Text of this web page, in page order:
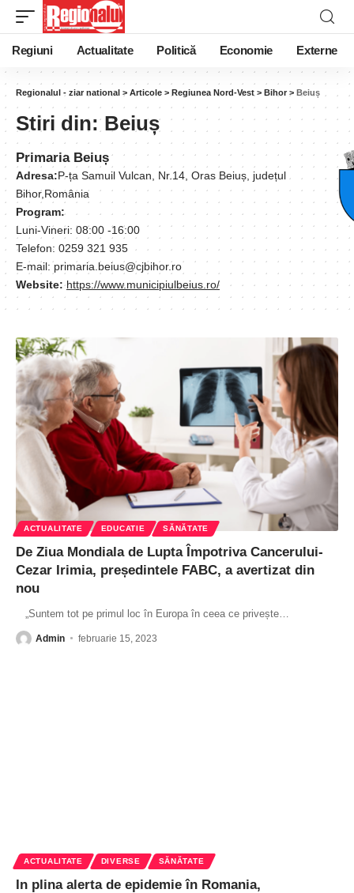
Regiuni Actualitate Politică Economie Externe
Regionalul - ziar national > Articole > Regiunea Nord-Vest > Bihor > Beiuș
Stiri din:Beiuș
Primaria Beiuș
Adresa: P-ța Samuil Vulcan, Nr.14, Oras Beiuș, județul
Bihor,România
Program:
Luni-Vineri: 08:00 -16:00
Telefon: 0259 321 935
E-mail: primaria.beius@cjbihor.ro
Website: https://www.municipiulbeius.ro/
ACTUALITATE EDUCATIE SĂNĂTATE
De Ziua Mondiala de Lupta Împotriva Cancerului-
Cezar Irimia, președintele FABC, a avertizat din
nou
„Suntem tot pe primul loc în Europa în ceea ce privește
Admin februarie 15, 2023
ACTUALITATE DIVERSE SĂNĂTATE
In plina alerta de epidemie în Romania,